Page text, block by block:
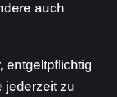
auch
entgeltpflichtig
jederzeit zu